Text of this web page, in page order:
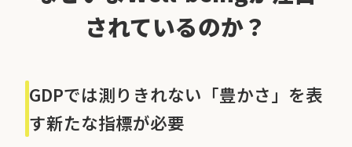
されているのか？
GDPでは測りきれない「豊かさ」を表
す新たな指標が必要